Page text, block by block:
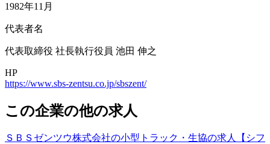
1982年11月
代表者名
代表取締役 社長執行役員 池田 伸之
HP
https://www.sbs-zentsu.co.jp/sbszent/
この企業の他の求人
ＳＢＳゼンツウ株式会社の小型トラック・生協の求人【シフ